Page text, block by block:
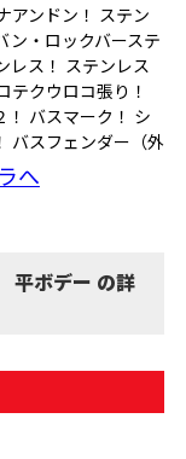
アンドン！ ステン
ン・ロックバーステ
レス！ ステンレス
テクウロコ張り！
バスマーク！ シ
バスフェンダー（外
へ
ボデー の詳